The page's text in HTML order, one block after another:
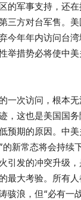
的军事支持，还在
三方对台军售。
今年年内访问台
举措势必将使中
一次访问，根本
，这也是美国国
预期的原因。中
的新常态将会持续
引发的冲突升级
最大考验。所有
骇浪，但“必有一